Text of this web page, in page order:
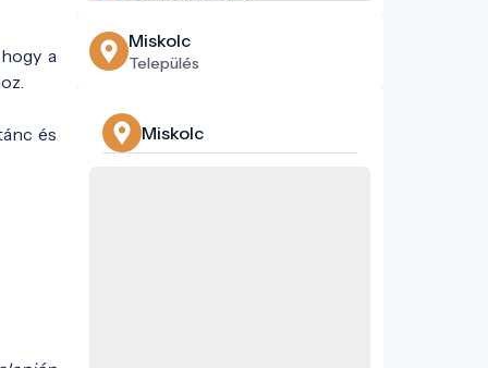
a
és
Miskolc
Település
Miskolc